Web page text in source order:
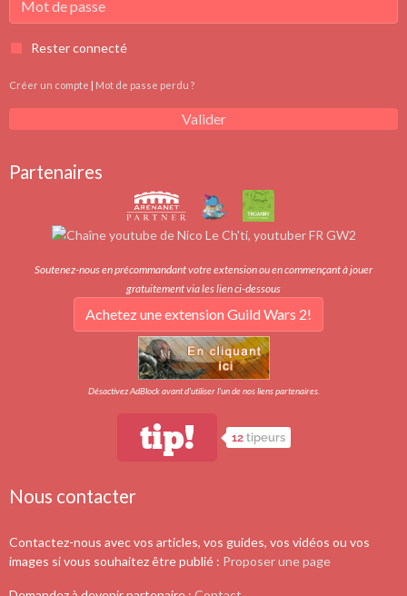
Rester connecté
Créer un compte Mot de passe perdu ?
Valider
Partenaires
Soutenez-nous en précommandant votre extension ou en commençant à jouer
gratuitement via les lien ci-dessous
Achetez une extension Guild Wars 2!
Désactivez AdBlock avant d'utiliser l'un de nos liens partenaires.
tip! 12tipeurs
Nous contacter
Contactez-nous avec vos articles, vos guides, vos vidéos ou vos
images si vous souhaitez être publié : Proposer une page